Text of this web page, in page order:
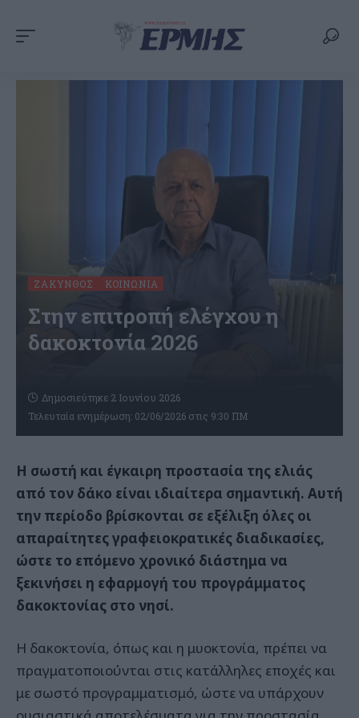
ΖΆΚΥΝΘΟΣ ΚΟΙΝΩΝΊΑ
Στην επιτροπή ελέγχου η
δακοκτονία 2026
Τελευταία ενημέρωση: 02/06/2026 στις 9:30 ΠΜ
Δημοσιεύτηκε 2 Ιουνίου 2026
Η σωστή και έγκαιρη προστασία της ελιάς
από τον δάκο είναι ιδιαίτερα σημαντική. Αυτή
την περίοδο βρίσκονται σε εξέλιξη όλες οι
απαραίτητες γραφειοκρατικές διαδικασίες,
ώστε το επόμενο χρονικό διάστημα να
ξεκινήσει η εφαρμογή του προγράμματος
δακοκτονίας στο νησί.
Η δακοκτονία, όπως και η μυοκτονία, πρέπει να
πραγματοποιούνται στις κατάλληλες εποχές και
με σωστό προγραμματισμό, ώστε να υπάρχουν